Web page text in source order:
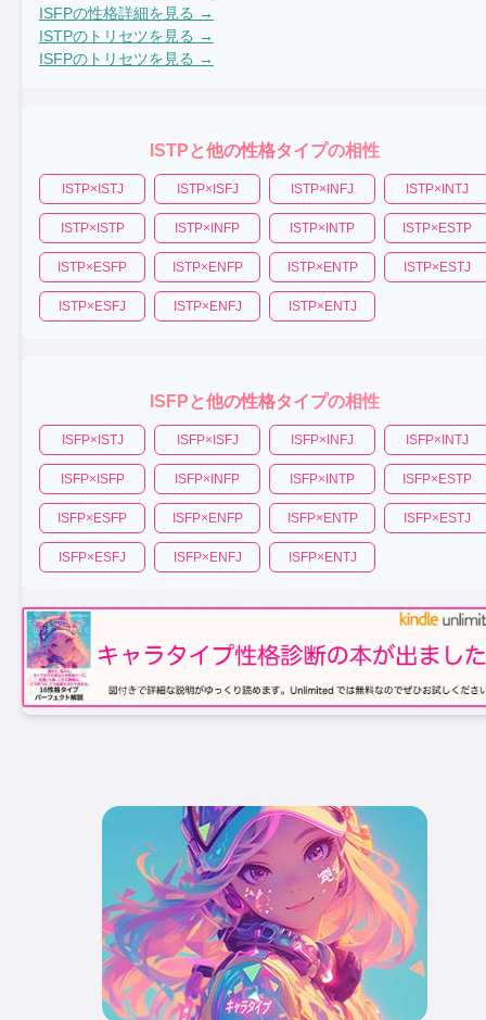
ISFPの性格詳細を見る →
ISTPのトリセツを見る →
ISFPのトリセツを見る →
ISTP と他の性格タイプの相性
ISTP× ISTJ ISTP× ISFJ ISTP× INFJ ISTP× INTJ
ISTP× ISTP ISTP× INFP ISTP× INTP ISTP× ESTP
ISTP× ESFP ISTP× ENFP ISTP× ENTP ISTP× ESTJ
ISTP× ESFJ ISTP× ENFJ ISTP× ENTJ
ISFP と他の性格タイプの相性
ISFP× ISTJ ISFP× ISFJ ISFP× INFJ ISFP× INTJ
ISFP× ISFP ISFP× INFP ISFP× INTP ISFP× ESTP
ISFP× ESFP ISFP× ENFP ISFP× ENTP ISFP× ESTJ
ISFP× ESFJ ISFP× ENFJ ISFP× ENTJ